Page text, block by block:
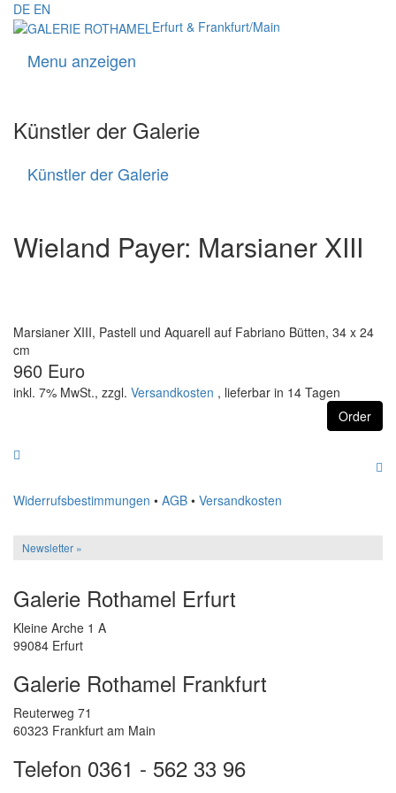
DE EN
Erfurt & Frankfurt/Main
Menu anzeigen
Künstler der Galerie
Künstler der Galerie
Wieland Payer: Marsianer XIII
Marsianer XIII, Pastell und Aquarell auf Fabriano Bütten, 34 x 24
cm
960 Euro
inkl. 7% MwSt., zzgl. Versandkosten , lieferbar in 14 Tagen
Order
Widerrufsbestimmungen • AGB • Versandkosten
Newsletter »
Galerie Rothamel Erfurt
Kleine Arche 1 A
99084 Erfurt
Galerie Rothamel Frankfurt
Reuterweg 71
60323 Frankfurt am Main
Telefon 0361 - 562 33 96